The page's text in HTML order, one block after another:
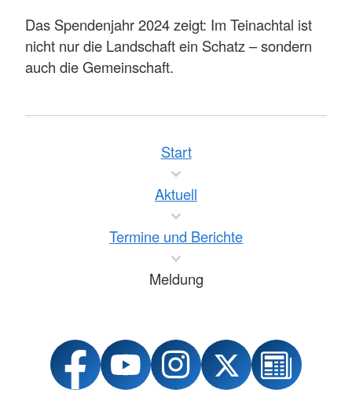
Das Spendenjahr 2024 zeigt: Im Teinachtal ist
nicht nur die Landschaft ein Schatz – sondern
auch die Gemeinschaft.
Start
Aktuell
Termine und Berichte
Meldung